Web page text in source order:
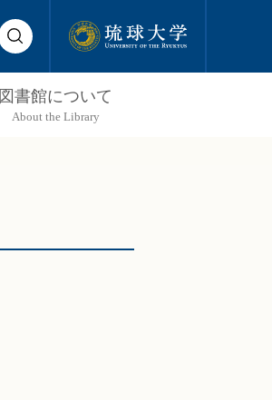
図書館について